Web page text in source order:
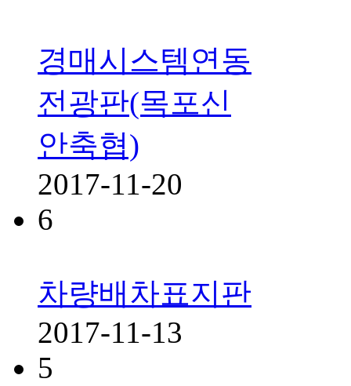
경매시스템연동
전광판(목포신
안축협)
2017-11-20
6
차량배차표지판
2017-11-13
5